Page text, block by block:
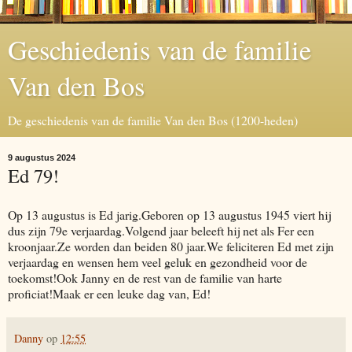
Geschiedenis van de familie
Van den Bos
De geschiedenis van de familie Van den Bos (1200-heden)
9 augustus 2024
Ed 79!
Op 13 augustus is Ed jarig.Geboren op 13 augustus 1945 viert hij
dus zijn 79e verjaardag.Volgend jaar beleeft hij net als Fer een
kroonjaar.Ze worden dan beiden 80 jaar.We feliciteren Ed met zijn
verjaardag en wensen hem veel geluk en gezondheid voor de
toekomst!Ook Janny en de rest van de familie van harte
proficiat!Maak er een leuke dag van, Ed!
Danny op 12:55